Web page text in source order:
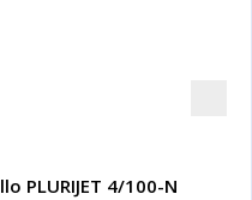
PLURIJET 4/100-N